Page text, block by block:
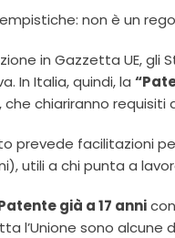
non è un
in Gazzetta UE, gli
In Italia, quindi, la
chiariranno requisiti
prevede facilitazioni
utili a chi punta a
già a 17 anni
l’Unione sono alcune